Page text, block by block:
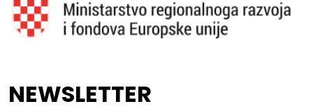
NEWSLETTER